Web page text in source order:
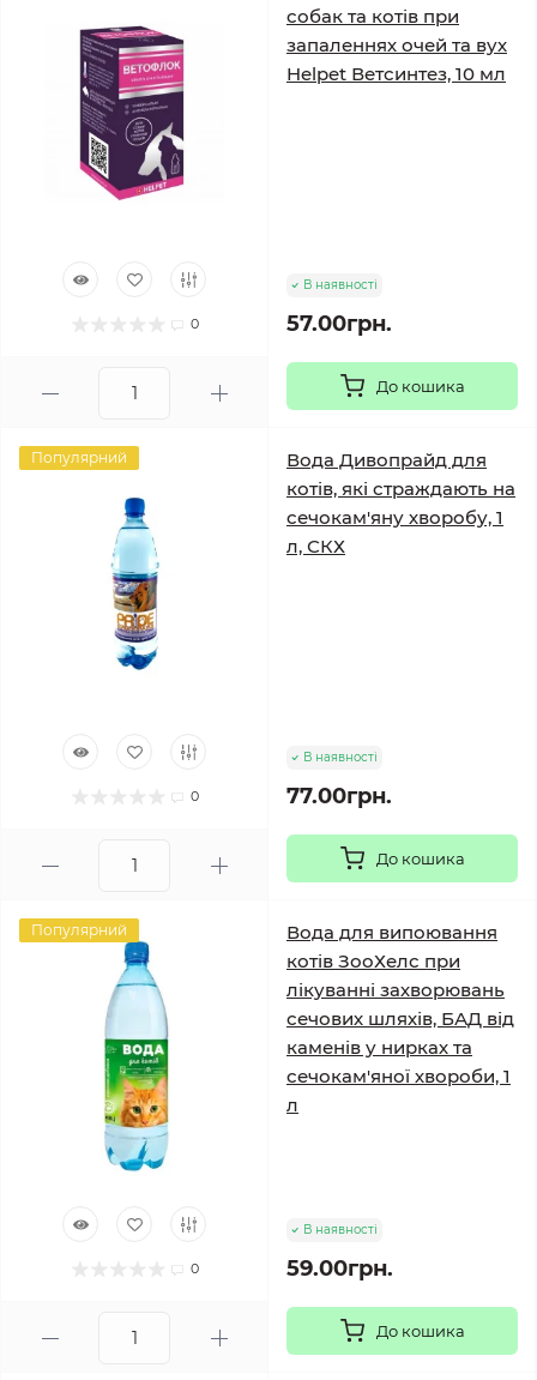
0
собак та котів при
запаленнях очей та вух
Helpet Ветсинтез, 10 мл
В наявності
57.00грн.
До кошика
Популярний
0
Вода Дивопрайд для
котів, які страждають на
сечокам'яну хворобу, 1
л, СКХ
В наявності
77.00грн.
До кошика
Популярний
0
Вода для випоювання
котів ЗооХелс при
лікуванні захворювань
сечових шляхів, БАД від
каменів у нирках та
сечокам'яної хвороби, 1
л
В наявності
59.00грн.
До кошика